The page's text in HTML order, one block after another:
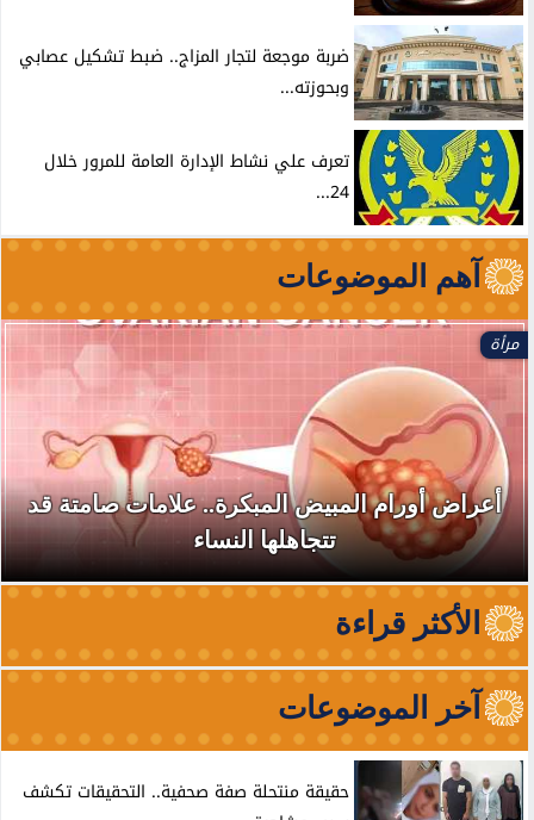
ضربة موجعة لتجار المزاج.. ضبط تشكيل عصابي
وبحوزته...
تعرف علي نشاط الإدارة العامة للمرور خلال
24...
آهم الموضوعات
مرأة
أعراض أورام المبيض المبكرة.. علامات صامتة قد
تتجاهلها النساء
الأكثر قراءة
آخر الموضوعات
حقيقة منتحلة صفة صحفية.. التحقيقات تكشف